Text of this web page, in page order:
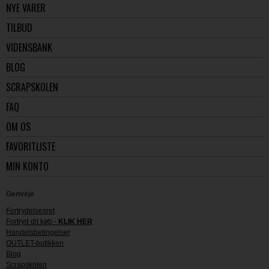
NYE VARER
TILBUD
VIDENSBANK
BLOG
SCRAPSKOLEN
FAQ
OM OS
FAVORITLISTE
MIN KONTO
Genveje
Fortrydelsesret
Fortryd dit køb - KLIK HER
Handelsbetingelser
OUTLET-butikken
Blog
Scrapskolen